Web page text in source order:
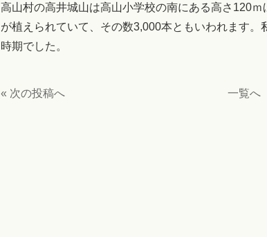
高山村の高井城山は高山小学校の南にある高さ120
が植えられていて、その数3,000本ともいわれます
時期でした。
一覧へ
« 次の投稿へ